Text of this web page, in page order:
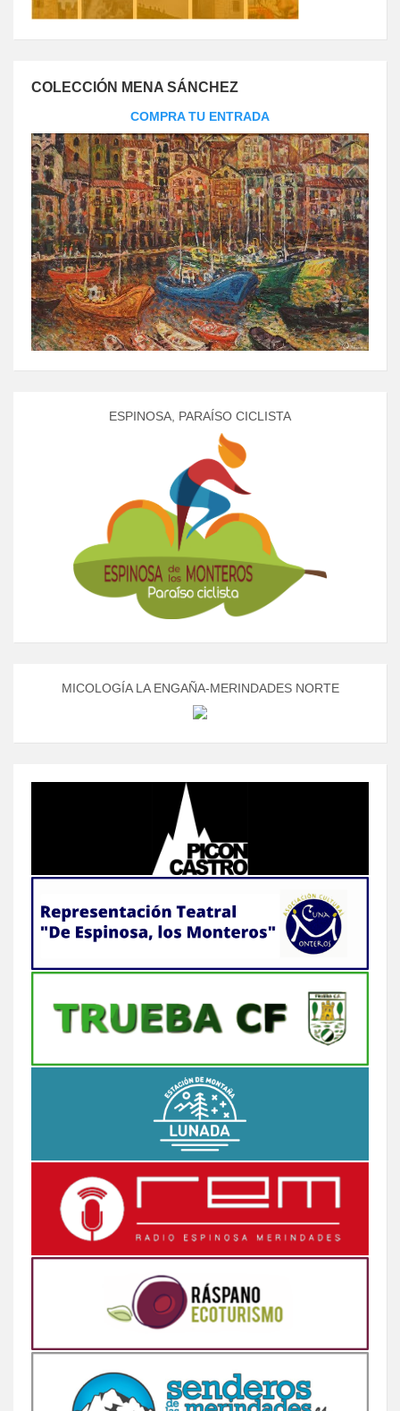
COLECCIÓN MENA SÁNCHEZ
COMPRA TU ENTRADA
ESPINOSA, PARAÍSO CICLISTA
MICOLOGÍA LA ENGAÑA-MERINDADES NORTE